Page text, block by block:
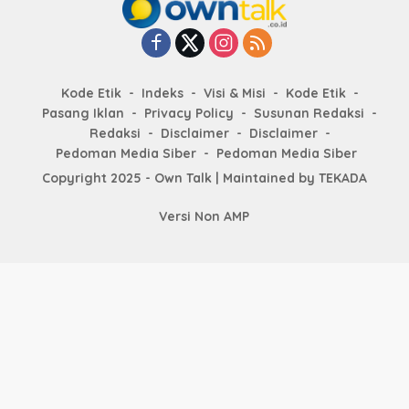
Kode Etik Indeks Visi & Misi
Kode Etik
Pasang Iklan
Privacy Policy
Susunan Redaksi
Redaksi
Disclaimer
Disclaimer
Pedoman Media Siber
Pedoman Media Siber
Copyright 2025 - Own Talk | Maintained by TEKADA
Versi Non AMP